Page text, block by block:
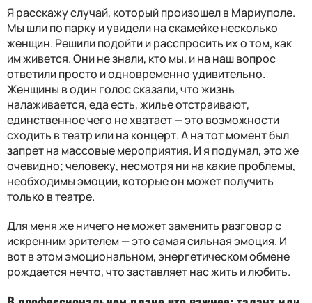
Я расскажу случай, который произошел в Мариуполе.
Мы шли по парку и увидели на скамейке несколько
женщин. Решили подойти и расспросить их о том, как
им живется. Они не знали, кто мы, и на наш вопрос
ответили просто и одновременно удивительно.
Женщины в один голос сказали, что жизнь
налаживается, еда есть, жилье отстраивают,
единственное чего не хватает — это возможности
сходить в театр или на концерт. А на тот момент был
запрет на массовые мероприятия. И я подумал, это же
очевидно; человеку, несмотря ни на какие проблемы,
необходимы эмоции, которые он может получить
только в театре.
Для меня же ничего не может заменить разговор с
искренним зрителем — это самая сильная эмоция. И
вот в этом эмоциональном, энергетическом обмене
рождается нечто, что заставляет нас жить и любить.